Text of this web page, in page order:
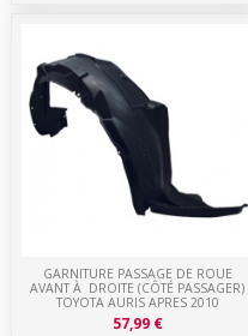
GARNITURE PASSAGE DE ROUE
AVANT À DROITE (CÔTÉ PASSAGER)
TOYOTA AURIS APRES 2010
57,99 €